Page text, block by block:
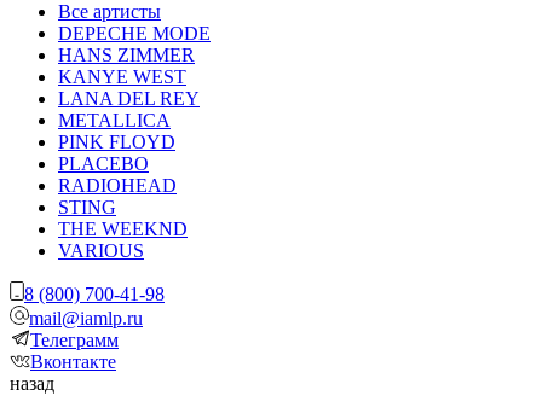
Все артисты
DEPECHE MODE
HANS ZIMMER
KANYE WEST
LANA DEL REY
METALLICA
PINK FLOYD
PLACEBO
RADIOHEAD
STING
THE WEEKND
VARIOUS
8 (800) 700-41-98
mail@iamlp.ru
Телеграмм
Вконтакте
назад